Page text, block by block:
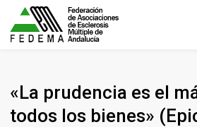
«La prudencia es el
todos los bienes»